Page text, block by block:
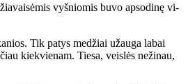
vyš­nio­mis bu­vo ap­so­di­nę vi­
Tik pa­tys me­džiai už­au­ga la­bai
kiek­vie­nam. Tie­sa, veis­lės ne­ži­nau,